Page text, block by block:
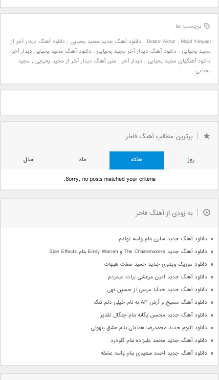
برچسب ها
Didare Akhar , Majid Yahyaei
, دانلود آهنگ جدید مجید یحیایی , دانلود آهنگ دیدار آخر از
مجید یحیایی , دانلود آهنگ دیدار آخر مجید یحیایی , دانلود آهنگ مجید یحیایی دیدار آخر,
دانلود آهنگهای مجید یحیایی , دیدار آخر, متن آهنگ دیدار آخر از مجید یحیایی , مجید
یحیایی
برترین مطالب آهنگ فاخر
روز هفته ماه
سال
Sorry, no posts matched your criteria.
به زودی از آهنگ فاخر
دانلود آهنگ جدید سارن بنام واسه تولدم
دانلود آهنگ جدید The Chainsmokers و Emily Warren بنام Side Effects
دانلود موزیک ویدوی جدید حمید صفت هیهات
دانلود آهنگ جدید امین مرعشی برات میمردم
دانلود آهنگ جدید خدایا مرسی از حسین تهی
دانلود آهنگ مسیح و آرش AP به نام خیلی دلم تنگه
دانلود آهنگ جدید محسن یگانه بنام چنگال تقدیر
دانلود آلبوم جدید محمدرضا هدایتی بنام عشق پنهونی
دانلود آهنگ جدید محمد علیزاده بنام گلودرد
دانلود آهنگ جدید احمد سعیدی بنام واسه عشقه